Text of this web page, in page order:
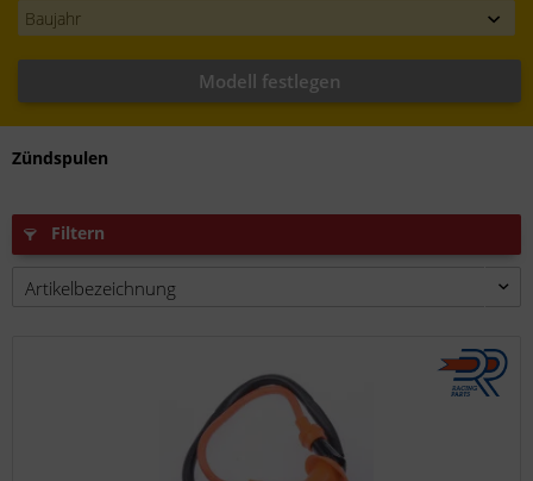
Modell festlegen
Zündspulen
Filtern